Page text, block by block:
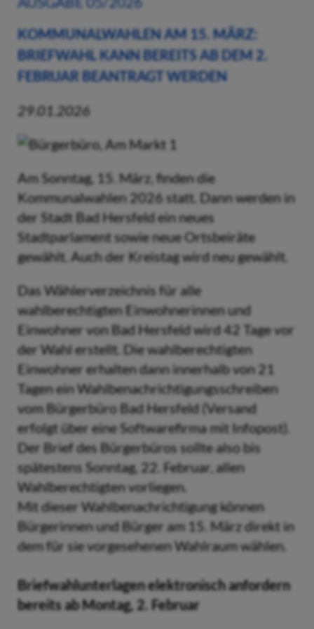
KOMMUNALWAHLEN AM 15. MÄRZ:
BRIEFWAHL KANN BEREITS AB DEM 2.
FEBRUAR BEANTRAGT WERDEN
29.01.2026
Am Sonntag, 15. März, finden die
Kommunalwahlen 2026 statt. Dann werden in
der Stadt Bad Hersfeld ein neues
Stadtparlament sowie neue Ortsbeiräte
gewählt. Auch der Kreistag wird neu gewählt.
Das Wählerverzeichnis für alle
wahlberechtigten Einwohnerinnen und
Einwohner von Bad Hersfeld wird 42 Tage vor
der Wahl erstellt. Die wahlberechtigten
Einwohner erhalten dann innerhalb von 21
Tagen ein Wahlbenachrichtigungsschreiben
vom Bürgerbüro Bad Hersfeld (Versand
erfolgt über eine Softwarefirma mit Infopost).
Der Brief des Bürgerbüros sollte also bis
spätestens Sonntag, 22. Februar, allen
Wahlberechtigten vorliegen.
Mit dieser Wahlbenachrichtigung können
Bürgerinnen und Bürger am 15. März direkt in
dem für sie vorgesehenen Wahlraum wählen.
Briefwahlunterlagen elektronisch anfordern
bereits ab Montag, 2. Februar